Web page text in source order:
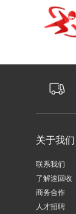
关于我们
联系我们
了解速回收
商务合作
人才招聘